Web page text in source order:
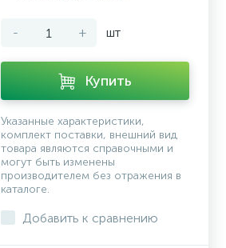
- + шт
Купить
Указанные характеристики,
комплект поставки, внешний вид
товара являются справочными и
могут быть изменены
производителем без отражения в
каталоге.
Добавить к сравнению